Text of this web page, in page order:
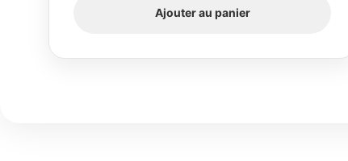
Ajouter au panier